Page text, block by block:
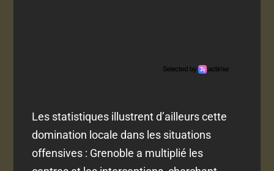
Les statistiques illustrent d’ailleurs cette
domination locale dans les situations
offensives : Grenoble a multiplié les